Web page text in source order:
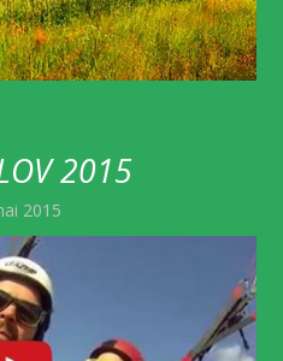
2015
2015